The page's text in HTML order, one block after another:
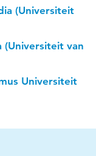
(Universiteit
(Universiteit van
Universiteit